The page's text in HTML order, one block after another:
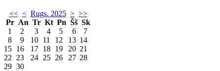
<< < Rugs. 2025 > >>
Pr An Tr Kt Pn Šš Sk
1
2 3 4 5 6
7
8
9 10 11 12 13 14
15 16 17 18 19 20 21
22
23 24 25 26 27 28
29 30